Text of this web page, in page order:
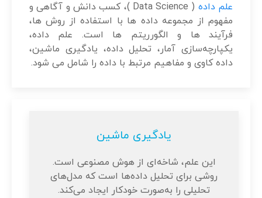
علم داده
( Data Science )، کسب دانش و آگاهی و
مفهوم از مجموعه داده ها با استفاده از روش ها،
فرآیند ها و الگورریتم ها است. علم داده،
یکپارچه‌سازی آمار، تحلیل داده، یادگیری ماشین،
داده کاوی و مفاهیم مرتبط با داده را شامل می شود.
یادگیری ماشین
این علم، شاخه‌ای از هوش مصنوعی است.
روشی برای تحلیل داده‌ها است که مدل‌های
تحلیلی را به‌صورت خودکار ایجاد می‌کند.